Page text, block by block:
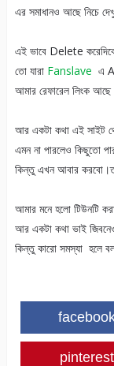
এর সমাধানও আছে নিচে
এই ভাবে Delete
তো যারা Fanslave এ
আমার রেফারেল লিংক আছে
আর একটা কথা এই সাইট
এমন না পারলেও কিছুতো
কিন্তু এখন আবার
আমার মনে হলো টিউনটি
আর একটা কথা ভাই
কিন্তু কারো সমস্যা হলে
pinterest